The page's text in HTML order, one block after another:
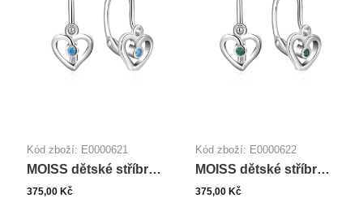
Kód zboží: E0000621
MOISS dětské stříbrné
náušnice SRDCE
375,00 Kč
Kód zboží: E0000622
MOISS dětské stříbrné
náušnice SRDCE
375,00 Kč